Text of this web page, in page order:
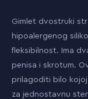
Gimlet dvostruki
hipoalergenog
fleksibilnost. Ima
penisa i skrotum.
prilagoditi bilo
za jednostavnu